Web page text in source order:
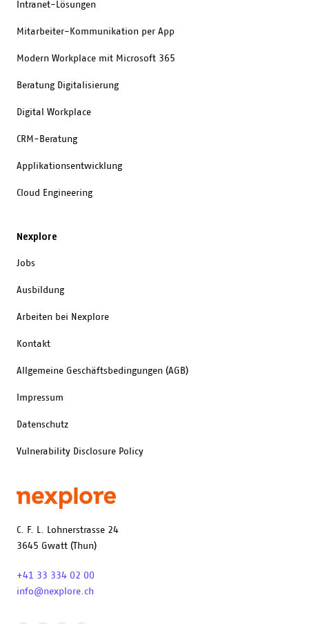
C. F. L. Lohnerstrasse 24
3645 Gwatt (Thun)
+41 33 334 02 00
info@nexplore.ch
Intranet-Lösungen
Mitarbeiter-Kommunikation per App
Modern Workplace mit Microsoft 365
Beratung Digitalisierung
Digital Workplace
CRM-Beratung
Applikationsentwicklung
Cloud Engineering
Nexplore
Jobs
Ausbildung
Arbeiten bei Nexplore
Kontakt
Allgemeine Geschäftsbedingungen (AGB)
Impressum
Datenschutz
Vulnerability Disclosure Policy